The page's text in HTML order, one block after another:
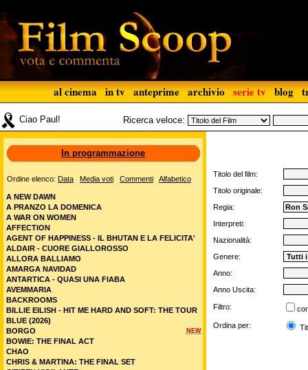
al cinema in tv anteprime archivio serie tv blog
Ciao Paul! Ricerca veloce:
Titolo del film:
Titolo originale:
Regia:
Interpreti:
Nazionalità:
Genere:
Anno:
Anno Uscita:
Filtro:
Ordina per:
In programmazione
Ordine elenco: Data Media voti Commenti Alfabetico
A NEW DAWN
A PRANZO LA DOMENICA
A WAR ON WOMEN
AFFECTION
AGENT OF HAPPINESS - IL BHUTAN E LA FELICITA'
ALDAIR - CUORE GIALLOROSSO
ALLORA BALLIAMO
AMARGA NAVIDAD
ANTARTICA - QUASI UNA FIABA
AVEMMARIA
BACKROOMS
BILLIE EILISH - HIT ME HARD AND SOFT: THE TOUR
BLUE (2026)
NEW
BORGO
BOWIE: THE FINAL ACT
CHAO
CHRIS & MARTINA: THE FINAL SET